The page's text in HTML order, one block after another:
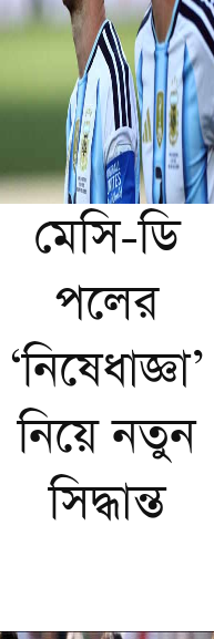
মেসি-ডি
পলের
‘নিষেধাজ্ঞা’
নিয়ে নতুন
সিদ্ধান্ত